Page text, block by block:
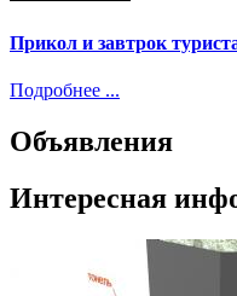
Прикол и завтрок
Подробнее ...
Объявления
Интересная